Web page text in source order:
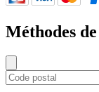
Méthodes